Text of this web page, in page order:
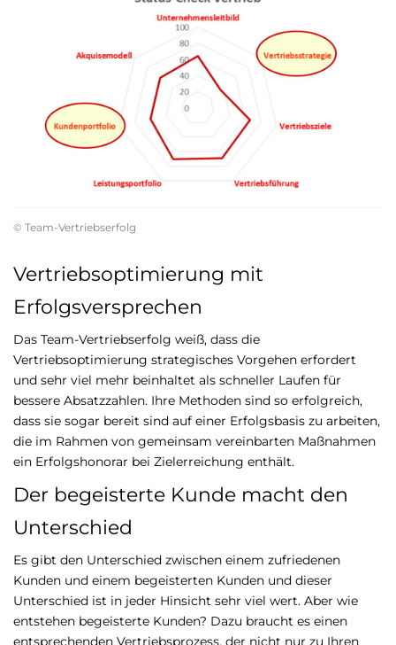
© Team-Vertriebserfolg
Vertriebsoptimierung mit
Erfolgsversprechen
Das Team-Vertriebserfolg weiß, dass die
Vertriebsoptimierung strategisches Vorgehen erfordert
und sehr viel mehr beinhaltet als schneller Laufen für
bessere Absatzzahlen. Ihre Methoden sind so erfolgreich,
dass sie sogar bereit sind auf einer Erfolgsbasis zu arbeiten,
die im Rahmen von gemeinsam vereinbarten Maßnahmen
ein Erfolgshonorar bei Zielerreichung enthält.
Der begeisterte Kunde macht den
Unterschied
Es gibt den Unterschied zwischen einem zufriedenen
Kunden und einem begeisterten Kunden und dieser
Unterschied ist in jeder Hinsicht sehr viel wert. Aber wie
entstehen begeisterte Kunden? Dazu braucht es einen
entsprechenden Vertriebsprozess, der nicht nur zu Ihren